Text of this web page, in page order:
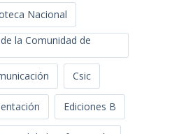
Nacional
la Comunidad de
Csic
Ediciones B